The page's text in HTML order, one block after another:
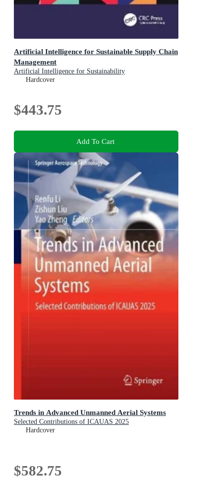
Artificial Intelligence for Sustainable Supply Chain
Management
Artificial Intelligence for Sustainability
Hardcover
$443.75
Add To Cart
Trends in Advanced Unmanned Aerial Systems
Selected Contributions of ICAUAS 2025
Hardcover
$582.75